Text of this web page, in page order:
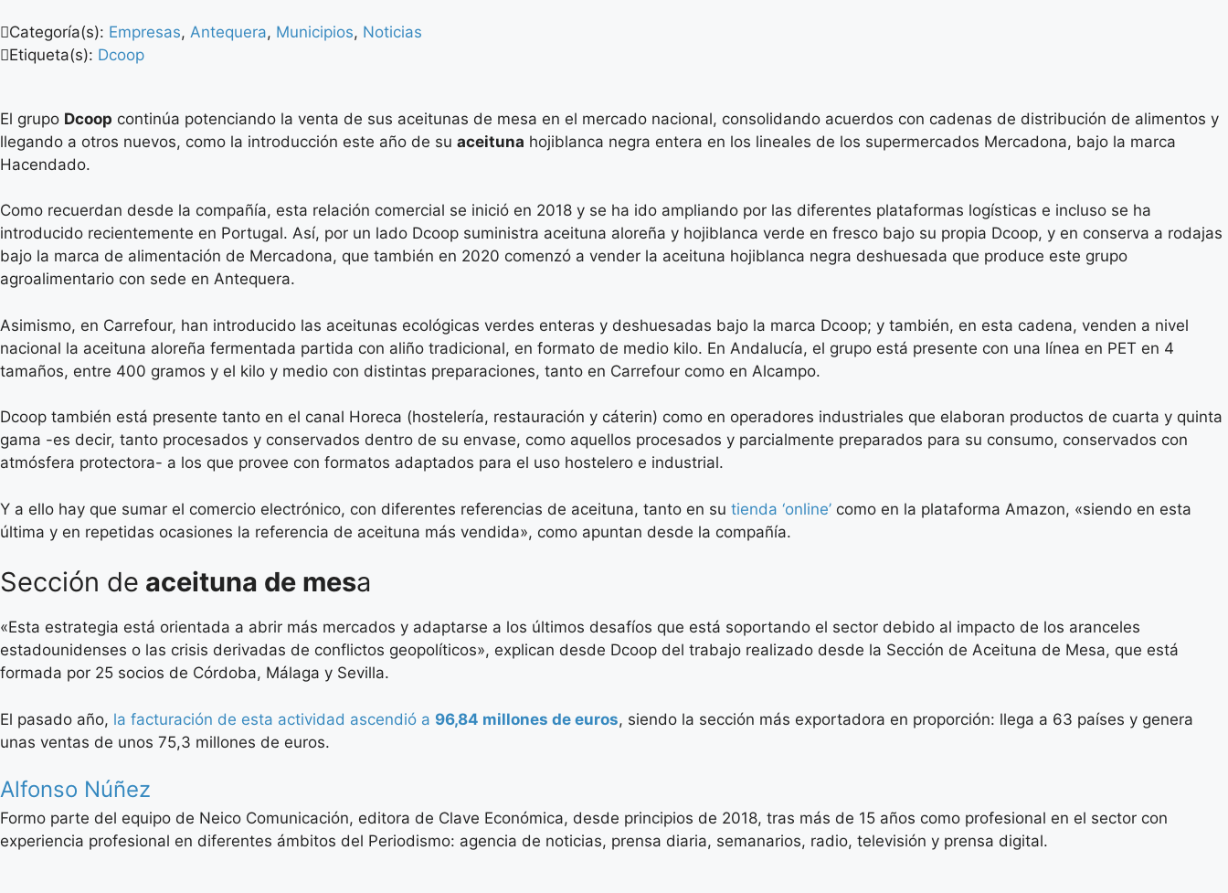
Categoría(s): Empresas, Antequera, Municipios, Noticias
Etiqueta(s): Dcoop
El grupo Dcoop continúa potenciando la venta de sus aceitunas de mesa en el mercado nacional, consolidando acuerdos con cadenas de distribución de alimentos y
llegando a otros nuevos, como la introducción este año de su aceituna hojiblanca negra entera en los lineales de los supermercados Mercadona, bajo la marca
Hacendado.
Como recuerdan desde la compañía, esta relación comercial se inició en 2018 y se ha ido ampliando por las diferentes plataformas logísticas e incluso se ha
introducido recientemente en Portugal. Así, por un lado Dcoop suministra aceituna aloreña y hojiblanca verde en fresco bajo su propia Dcoop, y en conserva a rodajas
bajo la marca de alimentación de Mercadona, que también en 2020 comenzó a vender la aceituna hojiblanca negra deshuesada que produce este grupo
agroalimentario con sede en Antequera.
Asimismo, en Carrefour, han introducido las aceitunas ecológicas verdes enteras y deshuesadas bajo la marca Dcoop; y también, en esta cadena, venden a nivel
nacional la aceituna aloreña fermentada partida con aliño tradicional, en formato de medio kilo. En Andalucía, el grupo está presente con una línea en PET en 4
tamaños, entre 400 gramos y el kilo y medio con distintas preparaciones, tanto en Carrefour como en Alcampo.
Dcoop también está presente tanto en el canal Horeca (hostelería, restauración y cáterin) como en operadores industriales que elaboran productos de cuarta y quinta
gama -es decir, tanto procesados y conservados dentro de su envase, como aquellos procesados y parcialmente preparados para su consumo, conservados con
atmósfera protectora- a los que provee con formatos adaptados para el uso hostelero e industrial.
Y a ello hay que sumar el comercio electrónico, con diferentes referencias de aceituna, tanto en su tienda ‘online’ como en la plataforma Amazon, «siendo en esta
última y en repetidas ocasiones la referencia de aceituna más vendida», como apuntan desde la compañía.
Sección de aceituna de mesa
«Esta estrategia está orientada a abrir más mercados y adaptarse a los últimos desafíos que está soportando el sector debido al impacto de los aranceles
estadounidenses o las crisis derivadas de conflictos geopolíticos», explican desde Dcoop del trabajo realizado desde la Sección de Aceituna de Mesa, que está
formada por 25 socios de Córdoba, Málaga y Sevilla.
El pasado año, la facturación de esta actividad ascendió a 96,84 millones de euros, siendo la sección más exportadora en proporción: llega a 63 países y genera
unas ventas de unos 75,3 millones de euros.
Alfonso Núñez
Formo parte del equipo de Neico Comunicación, editora de Clave Económica, desde principios de 2018, tras más de 15 años como profesional en el sector con
experiencia profesional en diferentes ámbitos del Periodismo: agencia de noticias, prensa diaria, semanarios, radio, televisión y prensa digital.